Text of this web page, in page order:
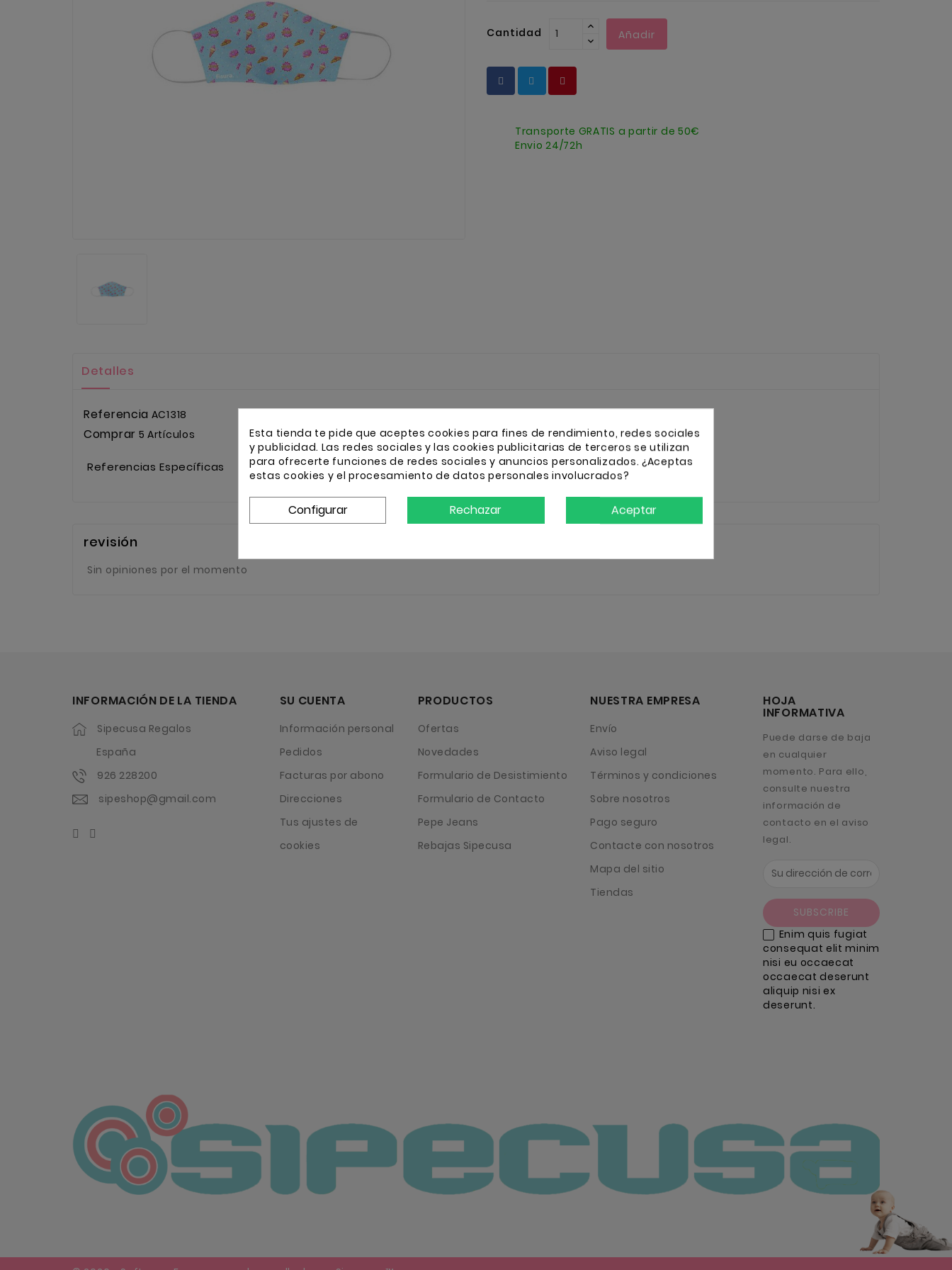
Cantidad Añadir
Transporte GRATIS a partir de 50€
Envio 24/72h
Detalles
Referencia AC1318
Comprar 5 Artículos
Referencias Específicas
revisión
Sin opiniones por el momento
INFORMACIÓN DE LA TIENDA
Sipecusa Regalos
España
926 228200
sipeshop@gmail.com
SU CUENTA
Información personal
Pedidos
Facturas por abono
Direcciones
Tus ajustes de
cookies
PRODUCTOS
Ofertas
Novedades
Formulario de Desistimiento
Formulario de Contacto
Pepe Jeans
Rebajas Sipecusa
NUESTRA EMPRESA
Envío
Aviso legal
Términos y condiciones
Sobre nosotros
Pago seguro
Contacte con nosotros
Mapa del sitio
Tiendas
HOJA
INFORMATIVA
Puede darse de baja
en cualquier
momento. Para ello,
consulte nuestra
información de
contacto en el aviso
legal.
Enim quis fugiat
consequat elit minim
nisi eu occaecat
occaecat deserunt
aliquip nisi ex
deserunt.
Esta tienda te pide que aceptes cookies para fines de rendimiento, redes sociales
y publicidad. Las redes sociales y las cookies publicitarias de terceros se utilizan
para ofrecerte funciones de redes sociales y anuncios personalizados. ¿Aceptas
estas cookies y el procesamiento de datos personales involucrados?
Configurar Rechazar Aceptar